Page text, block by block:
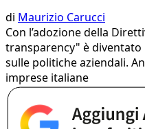
di Maurizio Carucci
Con l’adozione della
transparency" è
sulle politiche aziendali.
imprese italiane